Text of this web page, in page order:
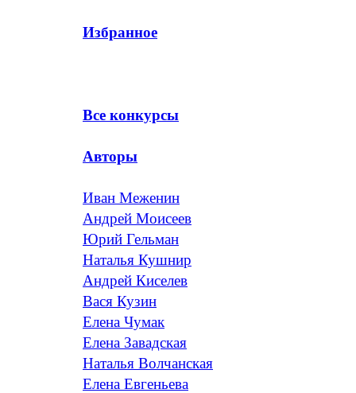
Избранное
Все конкурсы
Авторы
Иван Меженин
Андрей Моисеев
Юрий Гельман
Наталья Кушнир
Андрей Киселев
Вася Кузин
Елена Чумак
Елена Завадская
Наталья Волчанская
Елена Евгеньева